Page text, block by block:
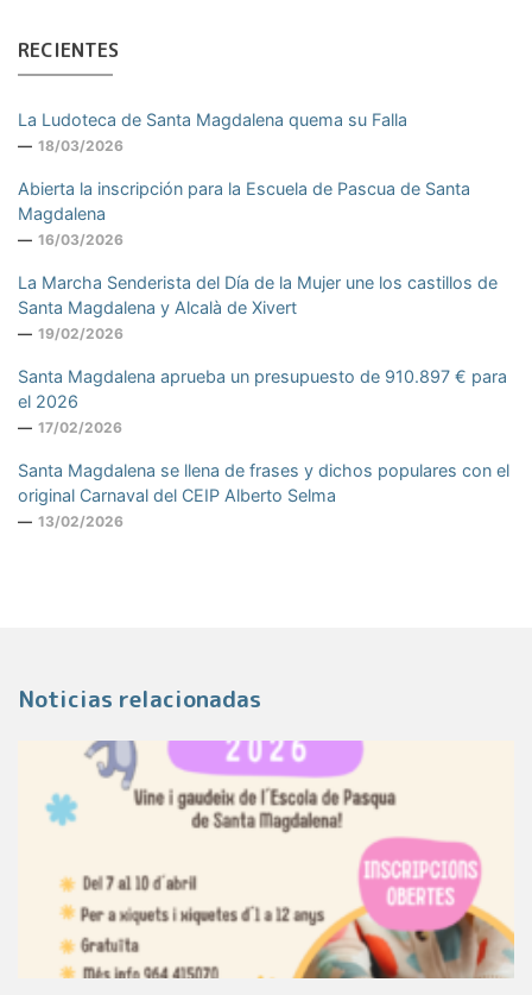
RECIENTES
La Ludoteca de Santa Magdalena quema su Falla
18/03/2026
Abierta la inscripción para la Escuela de Pascua de Santa
Magdalena
16/03/2026
La Marcha Senderista del Día de la Mujer une los castillos de
Santa Magdalena y Alcalà de Xivert
19/02/2026
Santa Magdalena aprueba un presupuesto de 910.897 € para
el 2026
17/02/2026
Santa Magdalena se llena de frases y dichos populares con el
original Carnaval del CEIP Alberto Selma
13/02/2026
Noticias relacionadas